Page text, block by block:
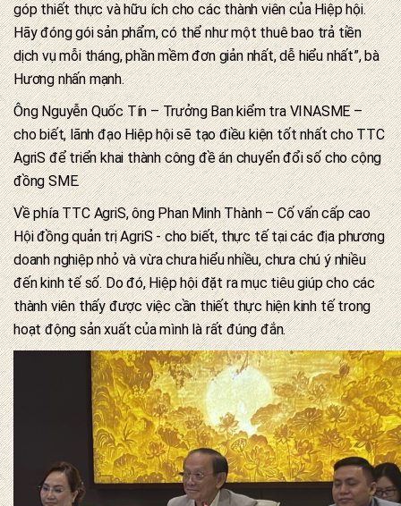
góp thiết thực và hữu ích cho các thành viên của Hiệp hội.
Hãy đóng gói sản phẩm, có thể như một thuê bao trả tiền
dịch vụ mỗi tháng, phần mềm đơn giản nhất, dễ hiểu nhất”, bà
Hương nhấn mạnh.
Ông Nguyễn Quốc Tín – Trưởng Ban kiểm tra VINASME –
cho biết, lãnh đạo Hiệp hội sẽ tạo điều kiện tốt nhất cho TTC
AgriS để triển khai thành công đề án chuyển đổi số cho cộng
đồng SME.
Về phía TTC AgriS, ông Phan Minh Thành – Cố vấn cấp cao
Hội đồng quản trị AgriS - cho biết, thực tế tại các địa phương
doanh nghiệp nhỏ và vừa chưa hiểu nhiều, chưa chú ý nhiều
đến kinh tế số. Do đó, Hiệp hội đặt ra mục tiêu giúp cho các
thành viên thấy được việc cần thiết thực hiện kinh tế trong
hoạt động sản xuất của mình là rất đúng đắn.